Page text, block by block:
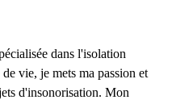
dans l'isolation
vie, je mets ma passion et
d'insonorisation. Mon